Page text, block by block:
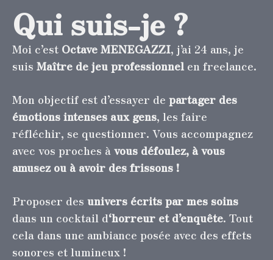
Qui suis-je ?
Moi c’est Octave MENEGAZZI, j’ai 24 ans, je
suis Maître de jeu professionnel en freelance.
Mon objectif est d’essayer de partager des
émotions intenses aux gens, les faire
réfléchir, se questionner. Vous accompagnez
avec vos proches àvous défoulez, à vous
amusez ou à avoir des frissons !
Proposer des univers écrits par mes soins
dans un cocktail d‘horreur et d’enquête. Tout
cela dans une ambiance posée avec des effets
sonores et lumineux !